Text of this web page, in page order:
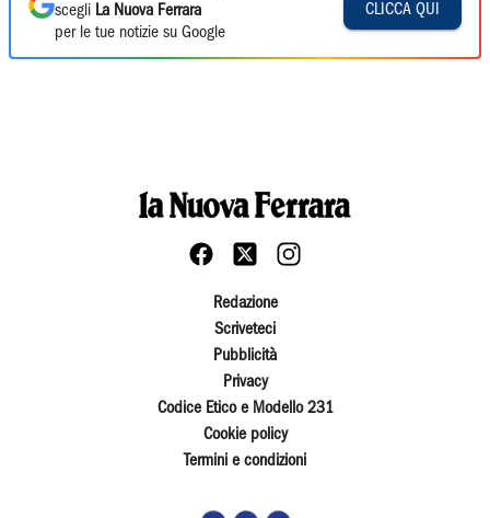
scegli La Nuova Ferrara
per le tue notizie su Google
CLICCA QUI
Redazione
Scriveteci
Pubblicità
Privacy
Codice Etico e Modello 231
Cookie policy
Termini e condizioni